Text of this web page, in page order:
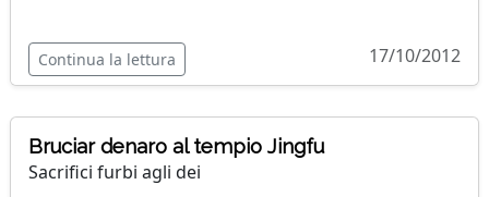
Continua la lettura 17/10/2012
Bruciar denaro al tempio Jingfu
Sacrifici furbi agli dei